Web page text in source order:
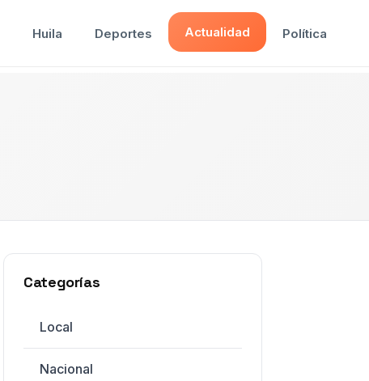
Huila Deportes Actualidad Política
Categorías
Local
Nacional